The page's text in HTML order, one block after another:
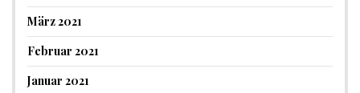
März 2021
Februar 2021
Januar 2021